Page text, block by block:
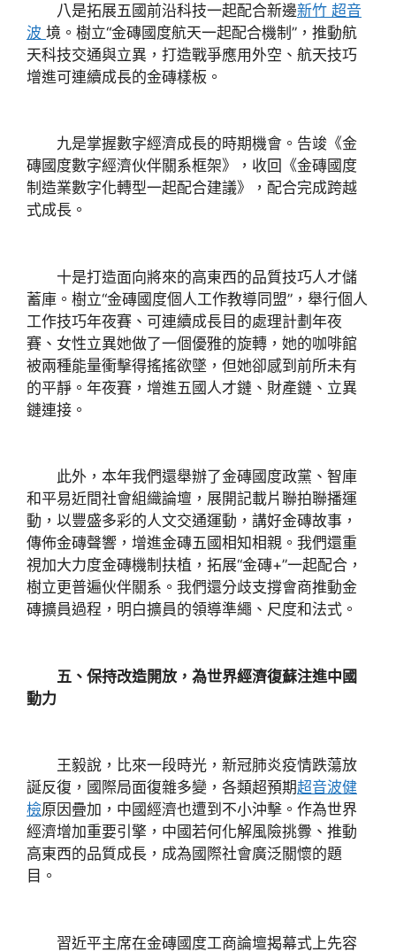
八是拓展五國前沿科技一起配合新邊新竹 超音
波 境。樹立“金磚國度航天一起配合機制”，推動航
天科技交通與立異，打造戰爭應用外空、航天技巧
增進可連續成長的金磚樣板。
九是掌握數字經濟成長的時期機會。告竣《金
磚國度數字經濟伙伴關系框架》，收回《金磚國度
制造業數字化轉型一起配合建議》，配合完成跨越
式成長。
十是打造面向將來的高東西的品質技巧人才儲
蓄庫。樹立“金磚國度個人工作教導同盟”，舉行個人
工作技巧年夜賽、可連續成長目的處理計劃年夜
賽、女性立異她做了一個優雅的旋轉，她的咖啡館
被兩種能量衝擊得搖搖欲墜，但她卻感到前所未有
的平靜。年夜賽，增進五國人才鏈、財產鏈、立異
鏈連接。
此外，本年我們還舉辦了金磚國度政黨、智庫
和平易近間社會組織論壇，展開記載片聯拍聯播運
動，以豐盛多彩的人文交通運動，講好金磚故事，
傳佈金磚聲響，增進金磚五國相知相親。我們還重
視加大力度金磚機制扶植，拓展“金磚+”一起配合，
樹立更普遍伙伴關系。我們還分歧支撐會商推動金
磚擴員過程，明白擴員的領導準繩、尺度和法式。
五、保持改造開放，為世界經濟復蘇注進中國
動力
王毅說，比來一段時光，新冠肺炎疫情跌蕩放
誕反復，國際局面復雜多變，各類超預期超音波健
檢原因疊加，中國經濟也遭到不小沖擊。作為世界
經濟增加重要引擎，中國若何化解風險挑釁、推動
高東西的品質成長，成為國際社會廣泛關懷的題
目。
習近平主席在金磚國度工商論壇揭幕式上先容